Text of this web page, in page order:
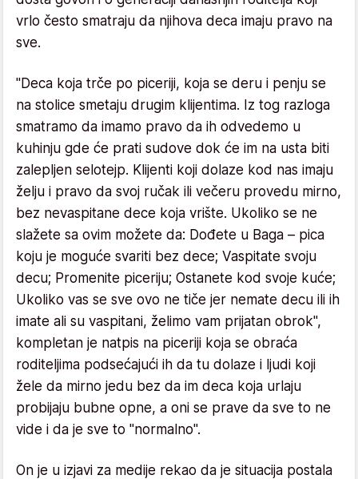
vrlo često smatraju da njihova deca imaju pravo na
sve.
"Deca koja trče po piceriji, koja se deru i penju se
na stolice smetaju drugim klijentima. Iz tog razloga
smatramo da imamo pravo da ih odvedemo u
kuhinju gde će prati sudove dok će im na usta biti
zalepljen selotejp. Klijenti koji dolaze kod nas imaju
želju i pravo da svoj ručak ili večeru provedu mirno,
bez nevaspitane dece koja vrište. Ukoliko se ne
slažete sa ovim možete da: Dođete u Baga – pica
koju je moguće svariti bez dece; Vaspitate svoju
decu; Promenite piceriju; Ostanete kod svoje kuće;
Ukoliko vas se sve ovo ne tiče jer nemate decu ili ih
imate ali su vaspitani, želimo vam prijatan obrok",
kompletan je natpis na piceriji koja se obraća
roditeljima podsećajući ih da tu dolaze i ljudi koji
žele da mirno jedu bez da im deca koja urlaju
probijaju bubne opne, a oni se prave da sve to ne
vide i da je sve to "normalno".
On je u izjavi za medije rekao da je situacija postala